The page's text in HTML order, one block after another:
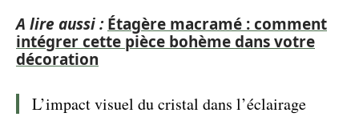
A lire aussi : Étagère macramé : comment
intégrer cette pièce bohème dans votre
décoration
L’impact visuel du cristal dans l’éclairage